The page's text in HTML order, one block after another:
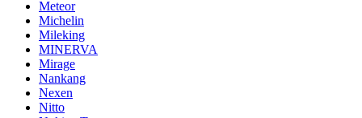
Meteor
Michelin
Mileking
MINERVA
Mirage
Nankang
Nexen
Nitto